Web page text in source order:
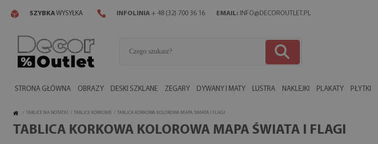
SZYBKAWYSYŁKA INFOLINIA + 48 (32) 700 36 16 EMAIL: INFO@DECOROUTLET.PL
STRONA GŁÓWNA OBRAZY DESKI SZKLANE ZEGARY DYWANY I MATY LUSTRA NAKLEJKI PLAKATY PŁYTKI
/ TABLICE NA NOTATKI / TABLICE KORKOWE / TABLICA KORKOWA KOLOROWA MAPA ŚWIATA I FLAGI
TABLICA KORKOWA KOLOROWA MAPA ŚWIATA I FLAGI